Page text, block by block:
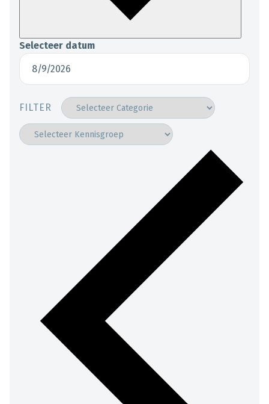
Selecteer datum
FILTER